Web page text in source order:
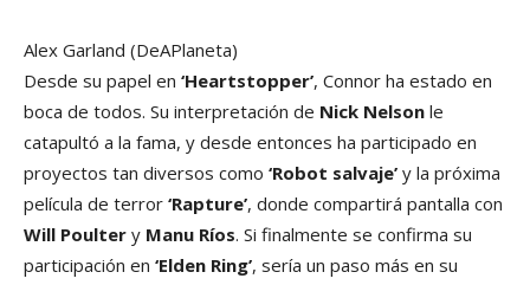
Alex Garland (DeAPlaneta)
Desde su papel en ‘Heartstopper’, Connor ha estado en
boca de todos. Su interpretación de Nick Nelson le
catapultó a la fama, y desde entonces ha participado en
proyectos tan diversos como ‘Robot salvaje’ y la próxima
película de terror ‘Rapture’, donde compartirá pantalla con
Will Poulter y Manu Ríos. Si finalmente se confirma su
participación en ‘Elden Ring’, sería un paso más en su